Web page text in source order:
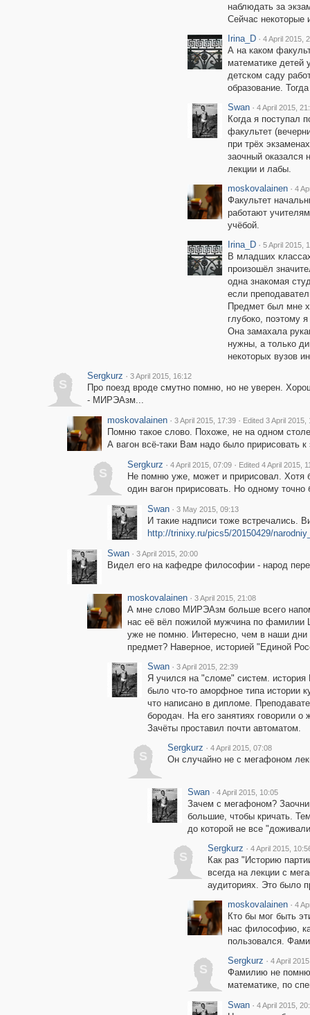
наблюдать за
Сейчас некоторые
Irina_D · 4 April 2015,
А на каком
математике детей
детском саду
образование.
Swan · 4 April 2015,
Когда я поступал
факультет
при трёх
заочный оказался
лекции и лабы.
moskovalainen · 4
Факультет
работают
учёбой.
Irina_D · 5 April 2015,
В младших
произошёл
одна знакомая
если
Предмет был мне
глубоко, поэтому
Она замахала
нужны, а только
некоторых вузов
S
Sergkurz · 3 April 2015, 16:12
Про поезд вроде смутно помню, но не уверен.
- МИРЭАзм...
moskovalainen · 3 April 2015, 17:39 · Edited 3 April 2015,
Помню такое слово. Похоже, не на одном
А вагон всё-таки Вам надо было пририсовать к
S
Sergkurz · 4 April 2015, 07:09 · Edited 4 April 2015,
Не помню уже, может и пририсовал. Хотя
один вагон пририсовать. Но одному
Swan · 3 May 2015, 09:13
И такие надписи тоже встречались.
http://trinixy.ru/pics5/20150429/
Swan · 3 April 2015, 20:00
Видел его на кафедре философии - народ
moskovalainen · 3 April 2015, 21:08
А мне слово МИРЭАзм больше всего
нас её вёл пожилой мужчина по фамилии
уже не помню. Интересно, чем в наши дни
предмет? Наверное, историей "Единой
Swan · 3 April 2015, 22:39
Я учился на "сломе" систем.
было что-то аморфное типа истории
что написано в дипломе.
бородач. На его занятиях говорили
Зачёты проставил почти автоматом.
S
Sergkurz · 4 April 2015, 07:08
Он случайно не с мегафоном
Swan · 4 April 2015, 10:05
Зачем с мегафоном?
большие, чтобы кричать.
до которой не все
S
Sergkurz · 4 April 2015,
Как раз "Историю
всегда на лекции с
аудиториях. Это было
moskovalainen · 4
Кто бы мог быть
нас философию,
пользовался.
S
Sergkurz · 4 April
Фамилию не помню,
математике, по
Swan · 4 April 2015,